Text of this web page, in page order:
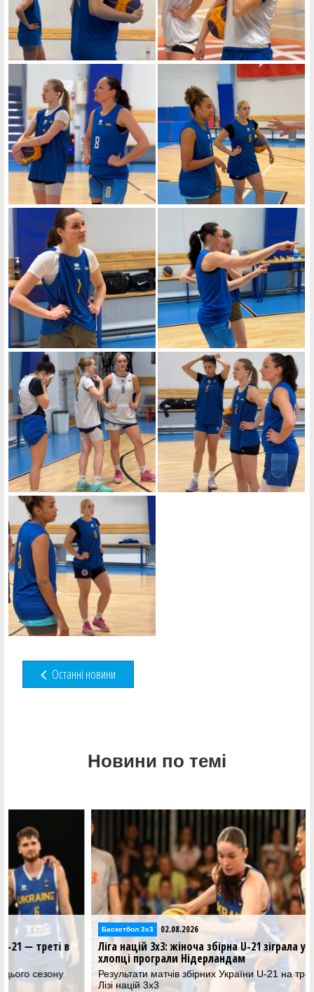
Останні новини
Новини по темі
Баскетбол 3х3 02.08.2026
Ліга націй 3х3: жіноча збірна U-21 зіграла у фіналі,
хлопці програли Нідерландам
Результати матчів збірних України U-21 на третьому стопі у
Лізі націй 3х3